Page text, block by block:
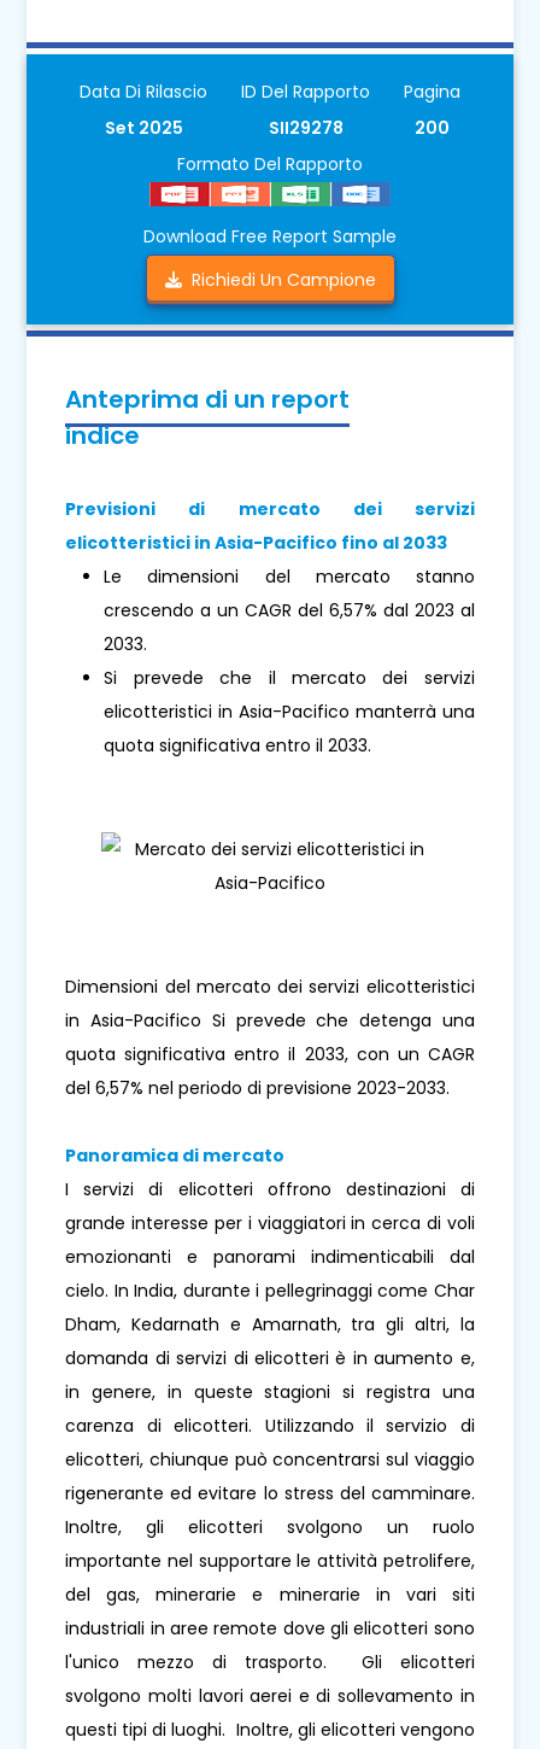
Data Di Rilascio
Set 2025
ID Del Rapporto
SII29278
Pagina
200
Formato Del Rapporto
Download Free Report Sample
Richiedi Un Campione
Anteprima di un report
indice
Previsioni di mercato dei servizi
elicotteristici in Asia-Pacifico fino al 2033
Le dimensioni del mercato stanno
crescendo a un CAGR del 6,57% dal 2023 al
2033.
Si prevede che il mercato dei servizi
elicotteristici in Asia-Pacifico manterrà una
quota significativa entro il 2033.
Dimensioni del mercato dei servizi elicotteristici
in Asia-Pacifico Si prevede che detenga una
quota significativa entro il 2033, con un CAGR
del 6,57% nel periodo di previsione 2023-2033.
Panoramica di mercato
I servizi di elicotteri offrono destinazioni di
grande interesse per i viaggiatori in cerca di voli
emozionanti e panorami indimenticabili dal
cielo. In India, durante i pellegrinaggi come Char
Dham, Kedarnath e Amarnath, tra gli altri, la
domanda di servizi di elicotteri è in aumento e,
in genere, in queste stagioni si registra una
carenza di elicotteri. Utilizzando il servizio di
elicotteri, chiunque può concentrarsi sul viaggio
rigenerante ed evitare lo stress del camminare.
Inoltre, gli elicotteri svolgono un ruolo
importante nel supportare le attività petrolifere,
del gas, minerarie e minerarie in vari siti
industriali in aree remote dove gli elicotteri sono
l'unico mezzo di trasporto. Gli elicotteri
svolgono molti lavori aerei e di sollevamento in
questi tipi di luoghi. Inoltre, gli elicotteri vengono